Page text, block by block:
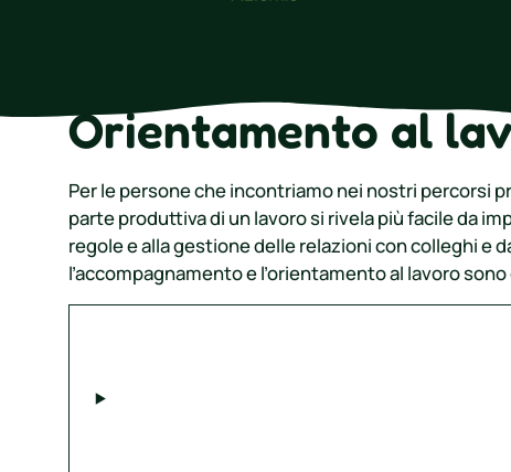
Orientamento al
Per le persone che incontriamo nei nostri percorsi
parte produttiva di un lavoro si rivela più facile da
regole e alla gestione delle relazioni con colleghi e
l’accompagnamento e l’orientamento al lavoro